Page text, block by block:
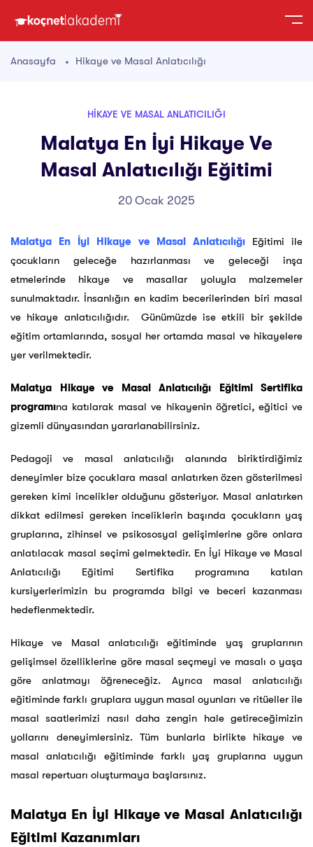
Anasayfa Hikaye ve Masal Anlatıcılığı
HIKAYE VE MASAL ANLATICILIĞI
Malatya En İyi Hikaye Ve
Masal Anlatıcılığı Eğitimi
20 Ocak 2025
Malatya En İyi Hikaye ve Masal AnlatıcılığıEğitimi ile
çocukların geleceğe hazırlanması ve geleceği inşa
etmelerinde hikaye ve masallar yoluyla malzemeler
sunulmaktadır. İnsanlığın en kadim becerilerinden biri masal
ve hikaye anlatıcılığıdır. Günümüzde ise etkili bir şekilde
eğitim ortamlarında, sosyal her ortamda masal ve hikayelere
yer verilmektedir.
Malatya Hikaye ve Masal Anlatıcılığı Eğitimi Sertifika
programına katılarak masal ve hikayenin öğretici, eğitici ve
gizemli dünyasından yararlanabilirsiniz.
Pedagoji ve masal anlatıcılığı alanında biriktirdiğimiz
deneyimler bize çocuklara masal anlatırken özen gösterilmesi
gereken kimi incelikler olduğunu gösteriyor. Masal anlatırken
dikkat edilmesi gereken inceliklerin başında çocukların yaş
gruplarına, zihinsel ve psikososyal gelişimlerine göre onlara
anlatılacak masal seçimi gelmektedir. En İyi Hikaye ve Masal
Anlatıcılığı Eğitimi Sertifika programına katılan
kursiyerlerimizin bu programda bilgi ve beceri kazanması
hedeflenmektedir.
Hikaye ve Masal anlatıcılığı eğitiminde yaş gruplarının
gelişimsel özelliklerine göre masal seçmeyi ve masalı o yaşa
göre anlatmayı öğreneceğiz. Ayrıca masal anlatıcılığı
eğitiminde farklı gruplara uygun masal oyunları ve ritüeller ile
masal saatlerimizi nasıl daha zengin hale getireceğimizin
yollarını deneyimlersiniz. Tüm bunlarla birlikte hikaye ve
masal anlatıcılığı eğitiminde farklı yaş gruplarına uygun
masal repertuarı oluşturmaya başlarsınız.
Malatya En İyi Hikaye ve Masal Anlatıcılığı
Eğitimi Kazanımları